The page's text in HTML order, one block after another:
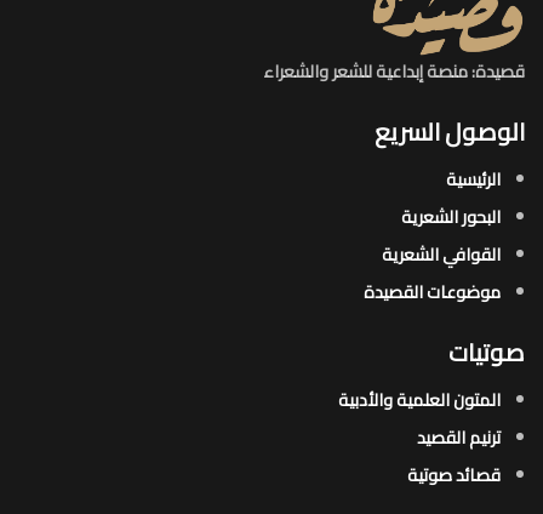
قصيدة: منصة إبداعية للشعر والشعراء
الوصول السريع
الرئيسية
البحور الشعرية​
القوافي الشعرية​
موضوعات القصيدة​
صوتيات
المتون العلمية والأدبية
ترنيم القصيد
قصائد صوتية